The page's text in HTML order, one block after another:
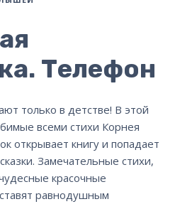
Телефон
только в детстве! В этой
всеми стихи Корнея
открывает книгу и попадает
Замечательные стихи,
красочные
равнодушным